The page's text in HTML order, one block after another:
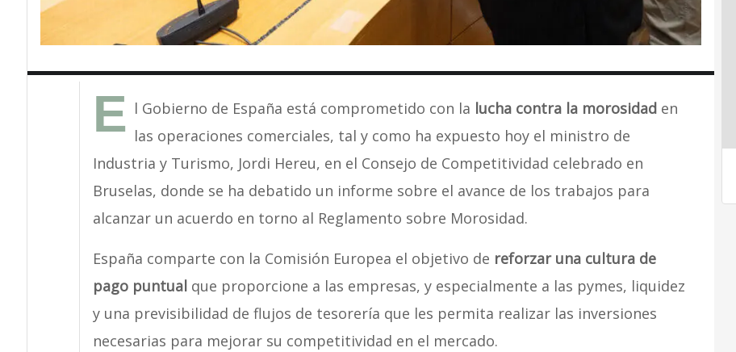
E l Gobierno de España está comprometido con la lucha contra la morosidaden
las operaciones comerciales, tal y como ha expuesto hoy el ministro de
Industria y Turismo, Jordi Hereu, en el Consejo de Competitividad celebrado en
Bruselas, donde se ha debatido un informe sobre el avance de los trabajos para
alcanzar un acuerdo en torno al Reglamento sobre Morosidad.
España comparte con la Comisión Europea el objetivo de reforzar una cultura de
pago puntual que proporcione a las empresas, y especialmente a las pymes, liquidez
y una previsibilidad de flujos de tesorería que les permita realizar las inversiones
necesarias para mejorar su competitividad en el mercado.